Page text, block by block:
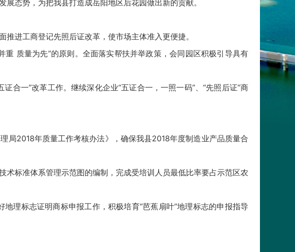
态势，为把我县打造成岳阳地区后花园做出新的贡献。
进工商登记先照后证改革，使市场主体准入更便捷。
重 质量为先”的原则。全面落实帮扶并举政策，会同园区积极引导具有
合一”改革工作。继续深化企业“五证合一，一照一码”、“先照后证”商
局2018年质量工作考核办法》，确保我县2018年度制造业产品质量合
术标准体系管理示范图的编制，完成受培训人员最低比率要占示范区农
理标志证明商标申报工作，积极培育“芭蕉扇叶”地理标志的申报指导